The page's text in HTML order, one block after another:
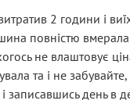
2 години і
повністю вмерала
не влаштовує
та і не
записавшись день в